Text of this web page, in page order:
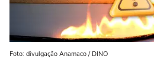
Foto: divulgação Anamaco / DINO